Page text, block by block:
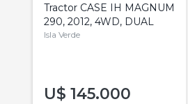
Tractor CASE IH MAGNUM
290, 2012, 4WD, DUAL
Isla Verde
U$ 145.000